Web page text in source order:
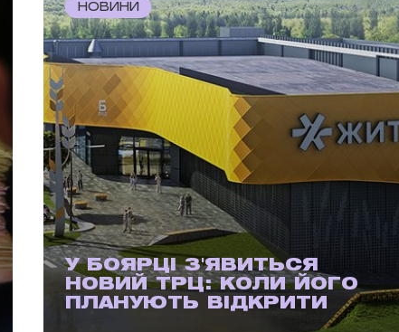
НОВИНИ
У БОЯРЦІ З'ЯВИТЬСЯ
НОВИЙ ТРЦ: КОЛИ ЙОГО
ПЛАНУЮТЬ ВІДКРИТИ